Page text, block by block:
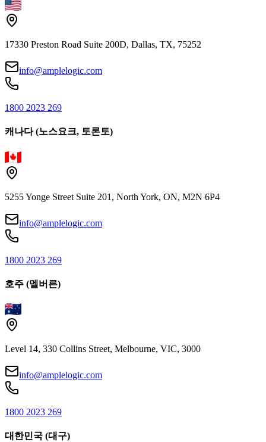
17330 Preston Road Suite 200D, Dallas, TX, 75252
info@amplelogic.com
1800 2023 269
캐나다 (노스요크, 토론토)
5255 Yonge Street Suite 201, North York, ON, M2N 6P4
info@amplelogic.com
1800 2023 269
호주 (멜버른)
Level 14, 330 Collins Street, Melbourne, VIC, 3000
info@amplelogic.com
1800 2023 269
대한민국 (대구)